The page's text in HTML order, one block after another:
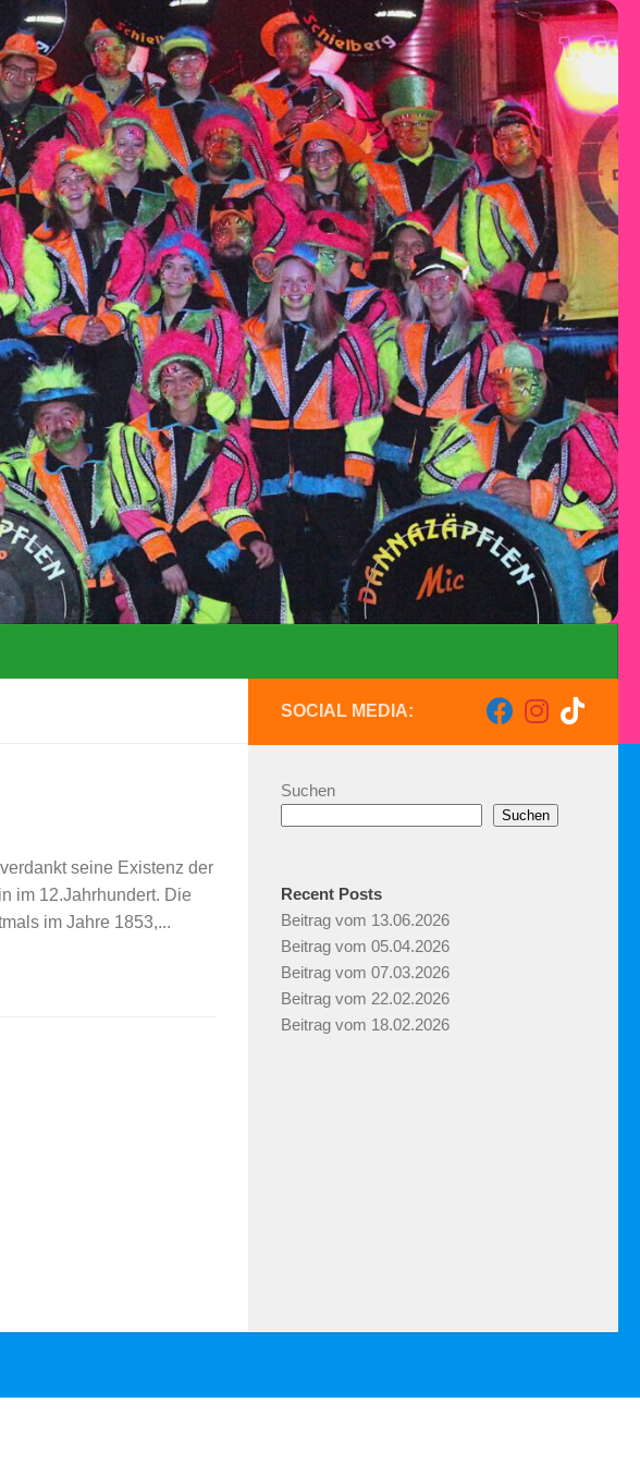
seine Existenz der
im 12.Jahrhundert. Die
im Jahre 1853,...
SOCIAL MEDIA:
Suchen
Suchen
Recent Posts
Beitrag vom 13.06.2026
Beitrag vom 05.04.2026
Beitrag vom 07.03.2026
Beitrag vom 22.02.2026
Beitrag vom 18.02.2026